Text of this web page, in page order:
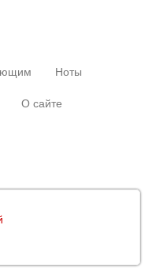
Ноты
О сайте